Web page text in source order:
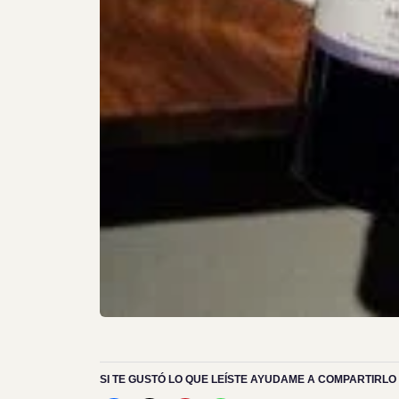
SI TE GUSTÓ LO QUE LEÍSTE AYUDAME A COMPARTIRLO